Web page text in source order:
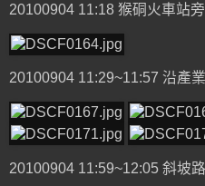
20100904 11:18 猴硐火車站
20100904 11:29~11:57 沿產
20100904 11:59~12:05 斜坡